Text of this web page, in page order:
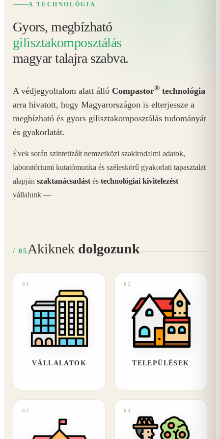
A TECHNOLÓGIA
Gyors, megbízható
gilisztakomposztálás
magyar talajra szabva.
A védjegyoltalom alatt álló Compastor® technológia
arra hivatott, hogy Magyarországon is elterjessze a
megbízható és gyors gilisztakomposztálás tudományát
és gyakorlatát.
Évek során szintetizált nemzetközi szakirodalmi adatok,
laboratóriumi kutatómunka és széleskörű gyakorlati tapasztalat
alapján szaktanácsadást és technológiai kivitelezést
vállalunk —
/ 05 Akiknek dolgozunk
01
VÁLLALATOK
02
TELEPÜLÉSEK
03 04